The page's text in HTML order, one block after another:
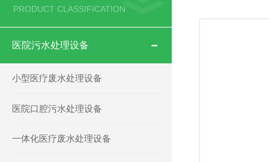
PRODUCT CLASSIFICATION
医院污水处理设备
小型医疗废水处理设备
医院口腔污水处理设备
一体化医疗废水处理设备